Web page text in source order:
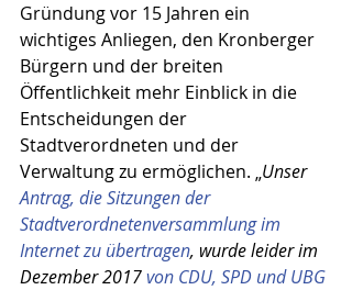
Gründung vor 15 Jahren ein
wichtiges Anliegen, den Kronberger
Bürgern und der breiten
Öffentlichkeit mehr Einblick in die
Entscheidungen der
Stadtverordneten und der
Verwaltung zu ermöglichen. „Unser
Antrag, die Sitzungen der
Stadtverordnetenversammlung im
Internet zu übertragen, wurde leider im
Dezember 2017 von CDU, SPD und UBG